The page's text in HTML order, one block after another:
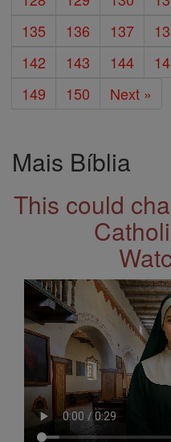
135
136 137
142
143 144
149
150 Next »
Mais Bíblia
This could